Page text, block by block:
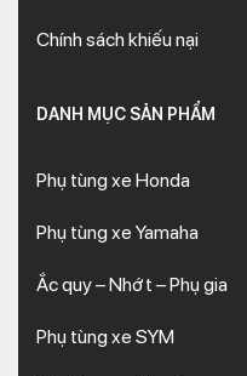
Chính sách khiếu nại
DANH MỤC SẢN PHẨM
Phụ tùng xe Honda
Phụ tùng xe Yamaha
Ắc quy – Nhớt – Phụ gia
Phụ tùng xe SYM